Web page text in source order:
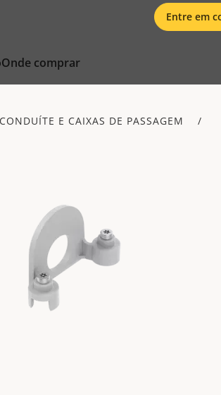
Onde comprar
Entre em
E CAIXAS DE PASSAGEM